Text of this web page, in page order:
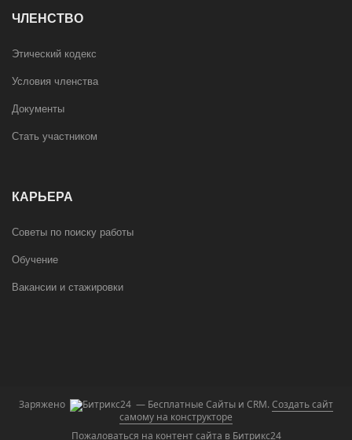
ЧЛЕНСТВО
Этический кодекс
Условия членства
Документы
Стать участником
КАРЬЕРА
Советы по поиску работы
Обучение
Вакансии и стажировки
Заряжено — Бесплатные Сайты и CRM.Создать сайт
самому на конструкторе
Пожаловаться на контент cайта в Битрикс24